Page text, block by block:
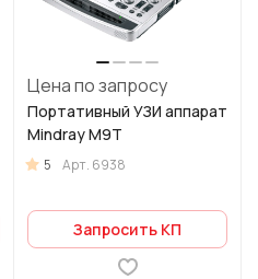
Цена по запросу
Портативный УЗИ аппарат
Mindray M9T
5 Арт. 6938
Запросить КП